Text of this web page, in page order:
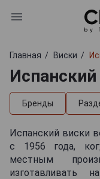
Главная Виски
Бренды
Испанский виски
с 1956 года,
местным
изготавливать